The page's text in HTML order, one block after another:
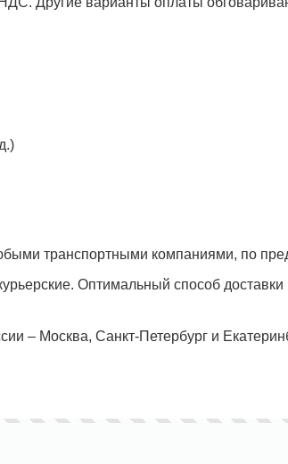
транспортными компаниями, по
Оптимальный способ доставки
– Москва, Санкт-Петербург и